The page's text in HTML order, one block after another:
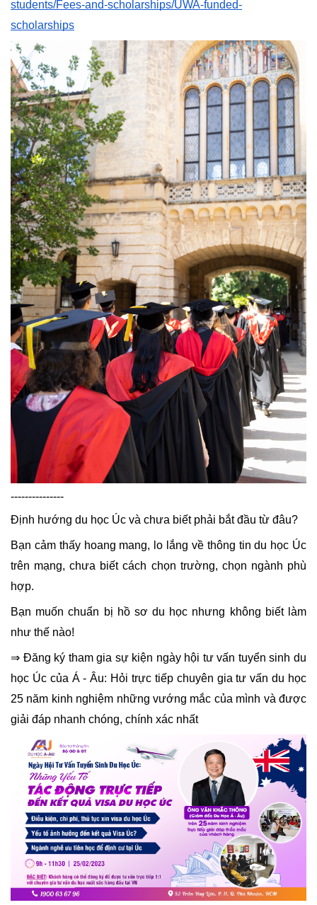
students/Fees-and-scholarships/UWA-funded-
scholarships
---------------
Định hướng du học Úc và chưa biết phải bắt đầu từ đâu?
Bạn cảm thấy hoang mang, lo lắng về thông tin du học Úc
trên mạng, chưa biết cách chọn trường, chọn ngành phù
hợp.
Bạn muốn chuẩn bị hồ sơ du học nhưng không biết làm
như thế nào!
⇒ Đăng ký tham gia sự kiện ngày hội tư vấn tuyển sinh du
học Úc của Á - Âu: Hỏi trực tiếp chuyên gia tư vấn du học
25 năm kinh nghiệm những vướng mắc của mình và được
giải đáp nhanh chóng, chính xác nhất